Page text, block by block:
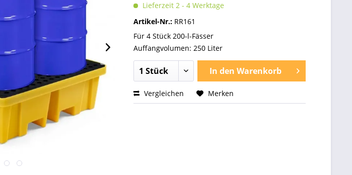
Lieferzeit 2 - 4 Werktage
Artikel-Nr.: RR161
Für 4 Stück 200-l-Fässer
Auffangvolumen: 250 Liter
In den Warenkorb
Vergleichen Merken